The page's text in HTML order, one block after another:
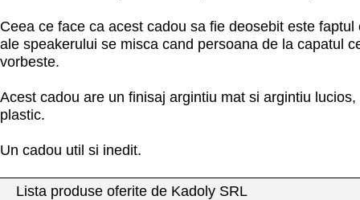
Ceea ce face ca acest cadou sa fie deosebit este
ale speakerului se misca cand persoana de la capatul
vorbeste.
Acest cadou are un finisaj argintiu mat si argintiu
plastic.
Un cadou util si inedit.
Lista produse oferite de Kadoly SRL